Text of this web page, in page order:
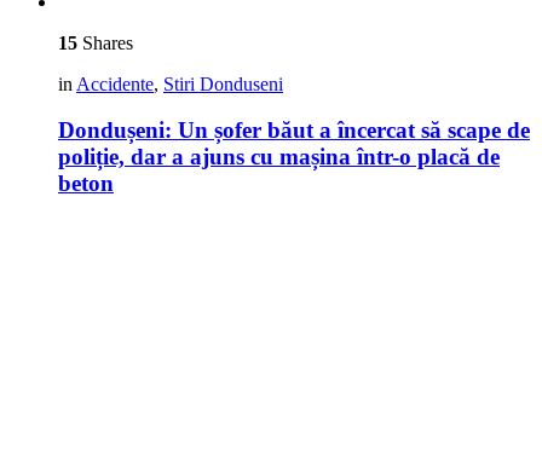
15 Shares
in Accidente, Stiri Donduseni
Dondușeni: Un șofer băut a încercat să scape de
poliție, dar a ajuns cu mașina într-o placă de
beton